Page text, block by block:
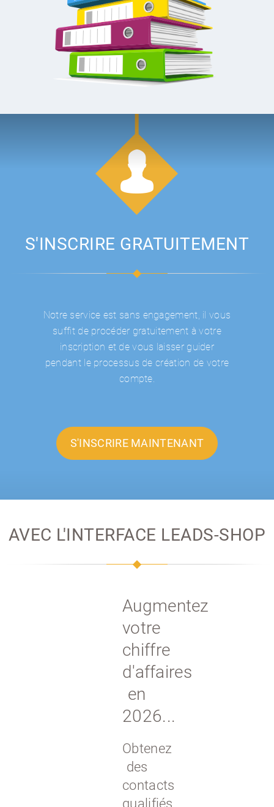
S'INSCRIRE GRATUITEMENT
Notre service est sans engagement, il vous
suffit de procéder gratuitement à votre
inscription et de vous laisser guider
pendant le processus de création de votre
compte.
S'INSCRIRE MAINTENANT
AVEC L'INTERFACE LEADS-SHOP
Augmentez
votre
chiffre
d'affaires
en
2026...
Obtenez
des
contacts
qualifiés